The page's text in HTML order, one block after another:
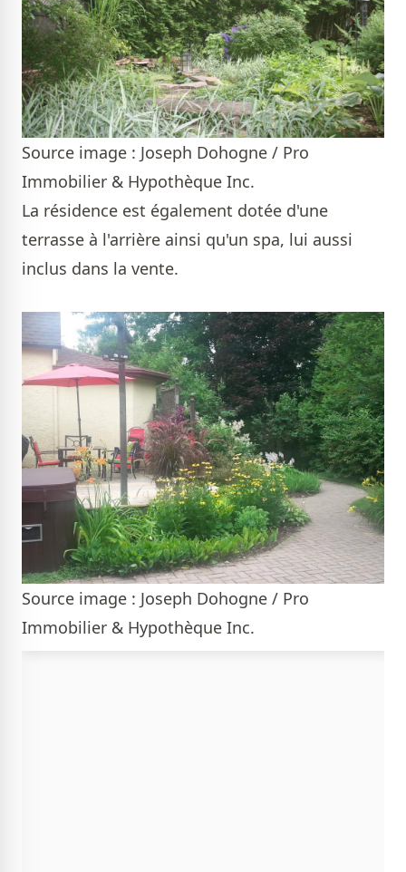
Source image : Joseph Dohogne / Pro
Immobilier & Hypothèque Inc.
La résidence est également dotée d'une
terrasse à l'arrière ainsi qu'un spa, lui aussi
inclus dans la vente.
Source image : Joseph Dohogne / Pro
Immobilier & Hypothèque Inc.